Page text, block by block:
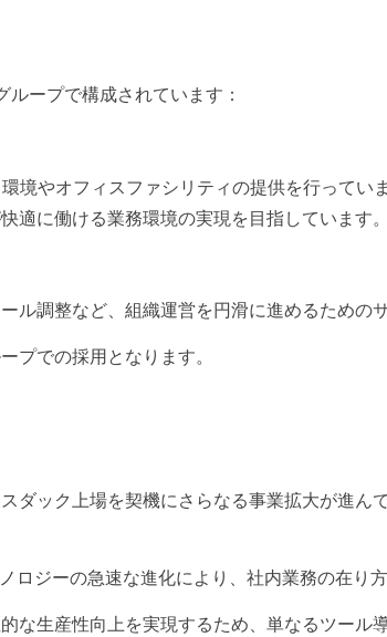
ープで構成されています：
境やオフィスファシリティの提供を行ってい
適に働ける業務環境の実現を目指しています。
ル調整など、組織運営を円滑に進めるための
プでの採用となります。
ダック上場を契機にさらなる事業拡大が進ん
ロジーの急速な進化により、社内業務の在り
な生産性向上を実現するため、単なるツール